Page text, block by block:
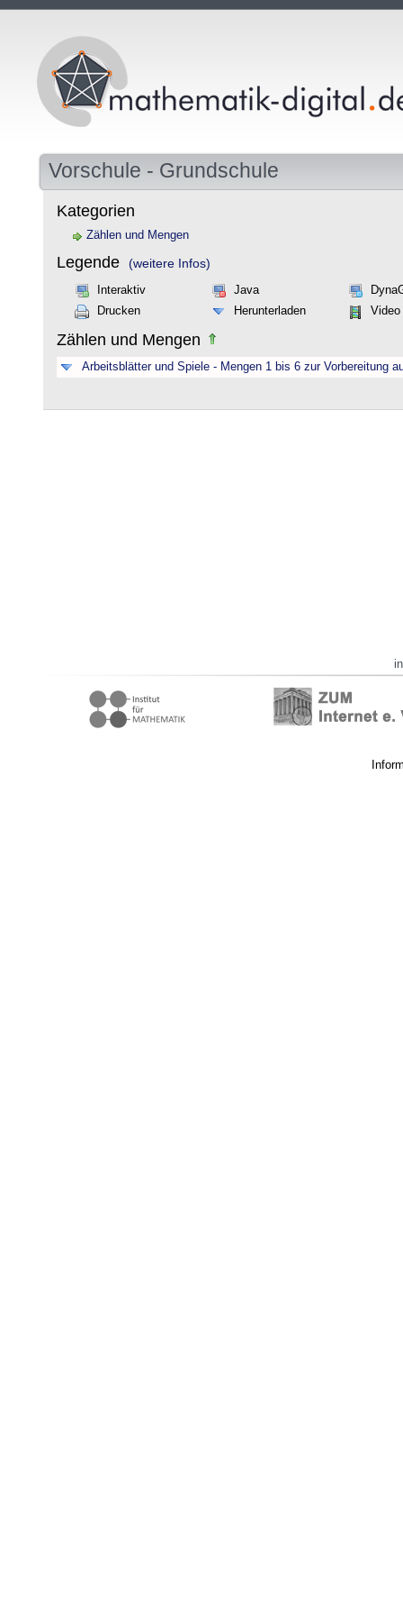
Vorschule - Grundschule
Kategorien
Zählen und Mengen
Legende (weitere Infos)
Interaktiv Java
Drucken
Herunterladen Video
Zählen und Mengen
Arbeitsblätter und Spiele - Mengen 1 bis 6 zur Vorbereitung